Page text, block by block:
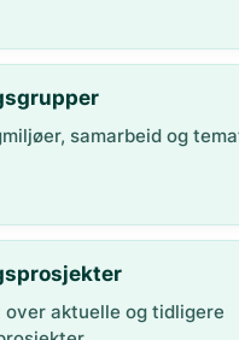
samarbeid og
over aktuelle og tidligere